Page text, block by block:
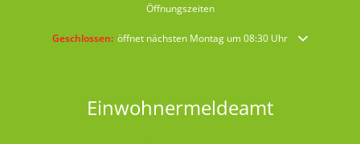
Öffnungszeiten
Klicken, um weitere Öffnungs- oder Schließzeiten auszublenden
Geschlossen: öffnet nächsten Montag um 08:30 Uhr
Einwohnermeldeamt